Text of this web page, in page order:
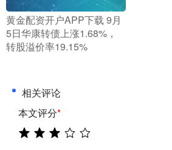
​黄金配资开户APP下载 9月
5日华康转债上涨1.68%，
转股溢价率19.15%
相关评论
本文评分*